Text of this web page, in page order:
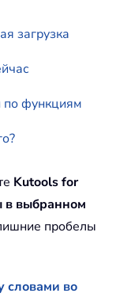
загрузка
по функциям
Kutools for
в выбранном
пробелы
словами во